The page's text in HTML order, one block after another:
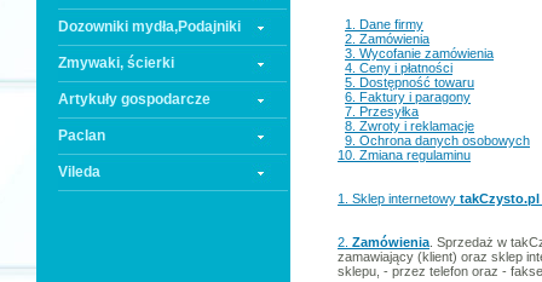
Dozowniki mydła,Podajniki
Zmywaki, ścierki
Artykuły gospodarcze
Paclan
Vileda
1. Dane firmy
2. Zamówienia
3. Wycofanie zamówienia
4. Ceny i płatności
5. Dostępność towaru
6. Faktury i paragony
7. Przesyłka
8. Zwroty i reklamacje
9. Ochrona danych osobowych
10. Zmiana regulaminu
1. Sklep internetowy takCzysto.pl
2. Zamówienia . Sprzedaż w
zamawiający (klient) oraz sklep
sklepu, - przez telefon oraz -